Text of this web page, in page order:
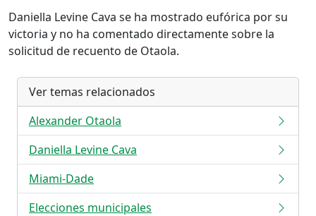
Daniella Levine Cava se ha mostrado eufórica por su
victoria y no ha comentado directamente sobre la
solicitud de recuento de Otaola.
Ver temas relacionados
Alexander Otaola
Daniella Levine Cava
Miami-Dade
Elecciones municipales